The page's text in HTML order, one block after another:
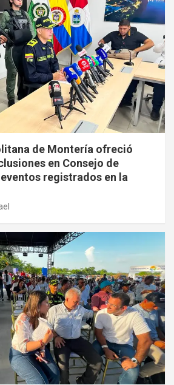
de Montería ofreció
en Consejo de
registrados en la